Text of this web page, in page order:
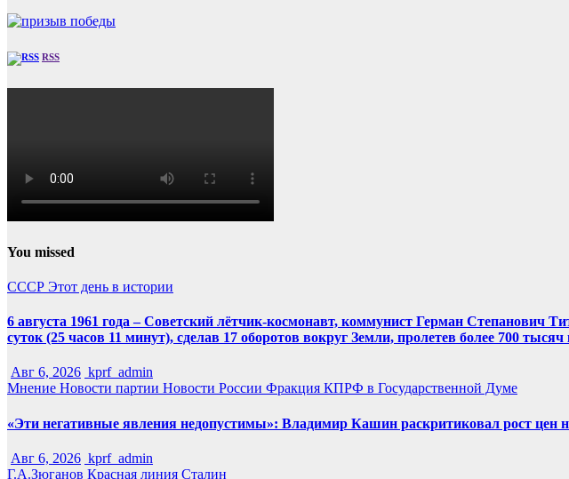
RSS
You missed
СССР Этот день в истории
6 августа 1961 года – Советский лётчик-космонавт, коммунист Герман Степанович
суток (25 часов 11 минут), сделав 17 оборотов вокруг Земли, пролетев более 700
Авг 6, 2026 kprf_admin
Мнение Новости партии Новости России Фракция КПРФ в Государственной Думе
«Эти негативные явления недопустимы»: Владимир Кашин раскритиковал рост цен
Авг 6, 2026 kprf_admin
Г.А.Зюганов Красная линия Сталин